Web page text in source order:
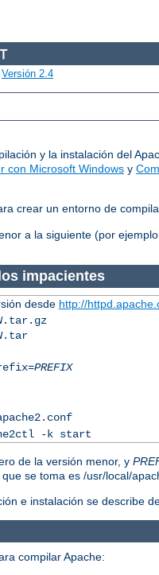
Versión 2.4
y la instalación del
con Microsoft Windows y
crear un entorno de
a la siguiente (por
impacientes
desde http://
.tar.gz
.tar
PREFIX
-k start
de la versión menor, y
se toma es /usr/local/
e instalación se describe
compilar Apache: